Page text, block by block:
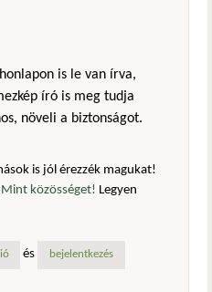
is le van írva,
író is meg tudja
növeli a biztonságot.
is jól érezzék magukat!
Mint közösséget! Legyen
és bejelentkezés